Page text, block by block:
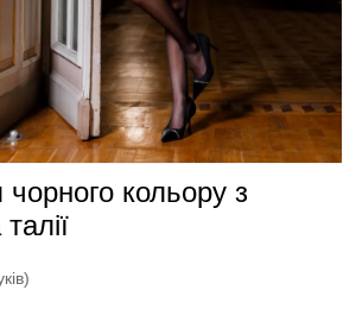
чорного кольору з